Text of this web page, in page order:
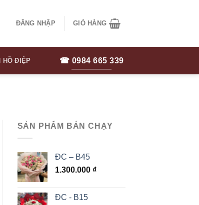
ĐĂNG NHẬP GIỎ HÀNG
HỒ ĐIỆP ☎ 0984 665 339
SẢN PHẨM BÁN CHẠY
ĐC – B45
1.300.000 ₫
ĐC - B15